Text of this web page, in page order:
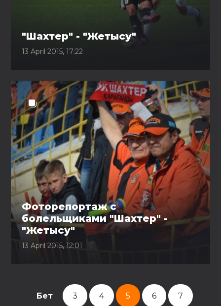
"Шахтер" - "Жетысу"
13 April 2015, 17:22
Фоторепортаж с
болельщиками "Шахтер" -
"Жетысу"
13 April 2015, 12:01
Бет 3 4 5 6 7